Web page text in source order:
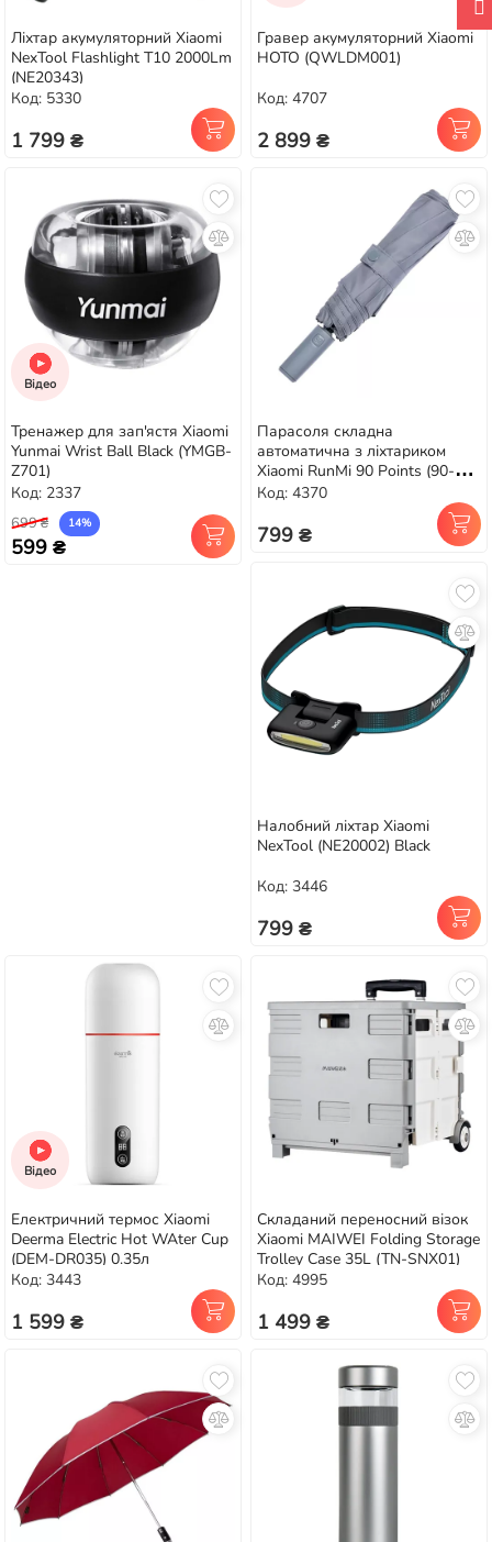
Ліхтар акумуляторний Xiaomi
NexTool Flashlight T10 2000Lm
(NE20343)
Код: 5330
1 799 ₴
Гравер акумуляторний Xiaomi
HOTO (QWLDM001)
Код: 4707
2 899 ₴
Відео
Тренажер для зап'ястя Xiaomi
Yunmai Wrist Ball Black (YMGB-
Z701)
Код: 2337
699 ₴ 14%
599 ₴
Парасоля складна
автоматична з ліхтариком
Xiaomi RunMi 90 Points (90-
LED) Grey
Код: 4370
799 ₴
Налобний ліхтар Xiaomi
NexTool (NE20002) Black
Код: 3446
799 ₴
Відео
Електричний термос Xiaomi
Deerma Electric Hot WAter Cup
(DEM-DR035) 0.35л
Код: 3443
1 599 ₴
Складаний переносний візок
Xiaomi MAIWEI Folding Storage
Trolley Case 35L (TN-SNX01)
Код: 4995
1 499 ₴